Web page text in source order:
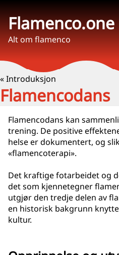
Flamenco.one
Alt om flamenco
« Introduksjon
Flamencodans
Flamencodans kan
trening. De positive
helse er dokumentert, og
«flamencoterapi».
Det kraftige fotarbeidet og
det som kjennetegner
utgjør den tredje delen av
en historisk bakgrunn
kultur.